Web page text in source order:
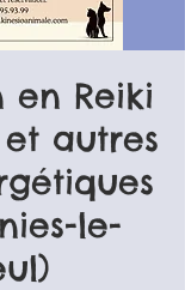
en Reiki
autres
le-